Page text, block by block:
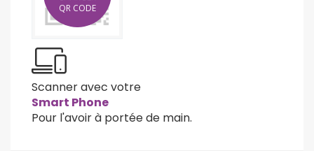
QR CODE
Scanner avec votre
Smart Phone
Pour l'avoir à portée de main.